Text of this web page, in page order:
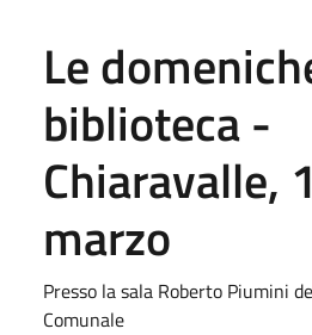
Le
biblioteca -
Chiaravalle,
marzo
Presso la sala Roberto Piumini
Comunale